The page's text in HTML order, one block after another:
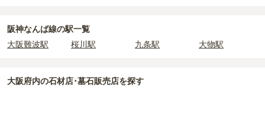
正確な費用は、区画や石材の選び方によって大きく変わるため、見
積もりを取るまで確定しません。
現地への見学が難しい場合は、資料請求でも各霊園の詳しい料金案
3人用区画あり
阪神なんば線の駅一覧
大阪難波駅
桜川駅 九条駅 大物駅
大阪府内の石材店･墓石販売店を探す